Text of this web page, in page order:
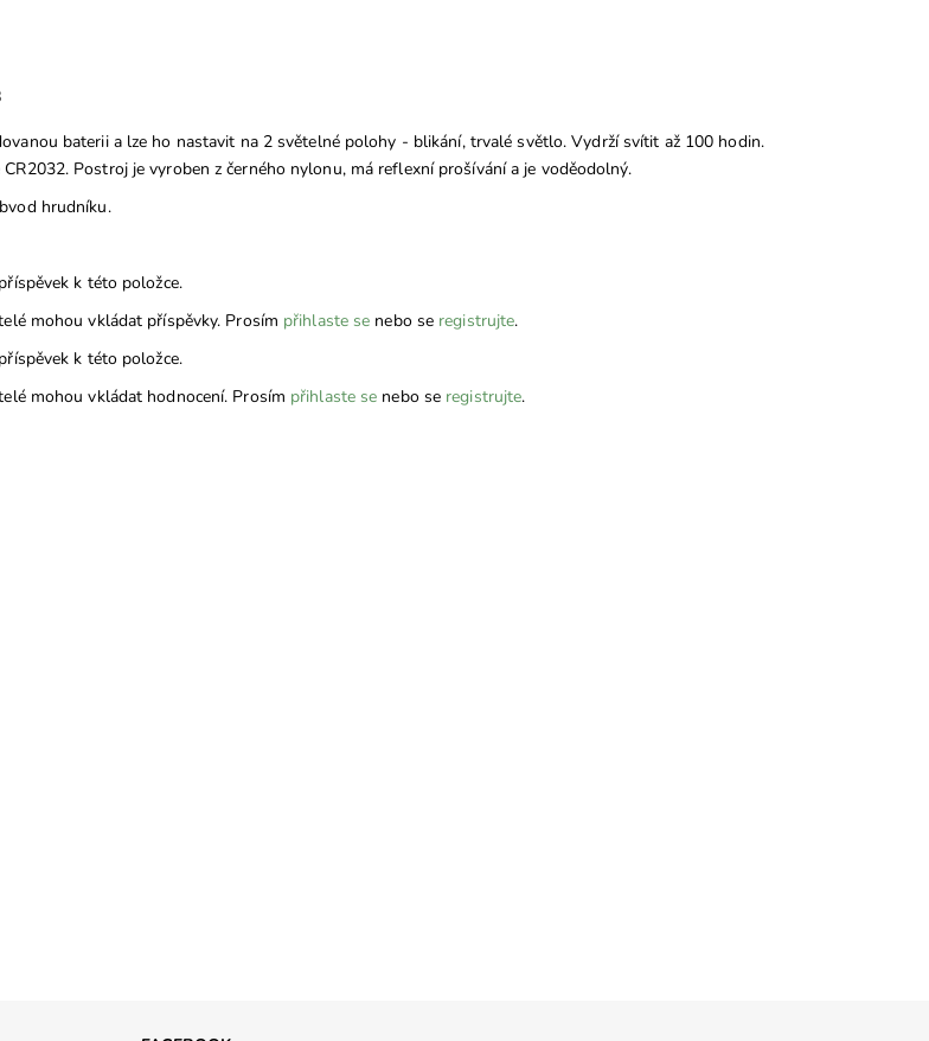
baterii a lze ho nastavit na 2 světelné polohy - blikání, trvalé světlo. Vydrží svítit až 100 hodin.
CR2032. Postroj je vyroben z černého nylonu, má reflexní prošívání a je voděodolný.
hrudníku.
k této položce.
mohou vkládat příspěvky. Prosím přihlaste se nebo se registrujte.
k této položce.
mohou vkládat hodnocení. Prosím přihlaste se nebo se registrujte.